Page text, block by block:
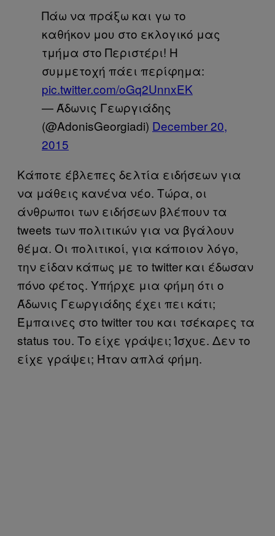
Πάω να πράξω και γω το
καθήκον μου στο εκλογικό μας
τμήμα στο Περιστέρι! Η
συμμετοχή πάει περίφημα:
pic.twitter.com/oGq2UnnxEK
— Άδωνις Γεωργιάδης
(@AdonisGeorgiadi) December 20,
2015
Κάποτε έβλεπες δελτία ειδήσεων για
να μάθεις κανένα νέο. Τώρα, οι
άνθρωποι των ειδήσεων βλέπουν τα
tweets των πολιτικών για να βγάλουν
θέμα. Οι πολιτικοί, για κάποιον λόγο,
την είδαν κάπως με το twitter και έδωσαν
πόνο φέτος. Υπήρχε μια φήμη ότι ο
Άδωνις Γεωργιάδης έχει πει κάτι;
Έμπαινες στο twitter του και τσέκαρες τα
status του. Το είχε γράψει; Ίσχυε. Δεν το
είχε γράψει; Ήταν απλά φήμη.